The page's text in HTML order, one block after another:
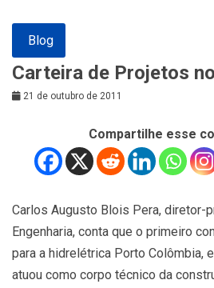
Blog
Carteira de Projetos
21 de outubro de 2011
Compartilhe esse
Carlos Augusto Blois Pera, diretor-
Engenharia, conta que o primeiro
para a hidrelétrica Porto Colômbia,
atuou como corpo técnico da